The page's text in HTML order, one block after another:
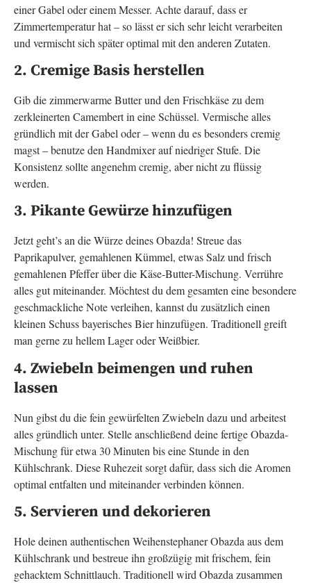
einer Gabel oder einem Messer. Achte darauf, dass er
Zimmertemperatur hat – so lässt er sich sehr leicht verarbeiten
und vermischt sich später optimal mit den anderen Zutaten.
2. Cremige Basis herstellen
Gib die zimmerwarme Butter und den Frischkäse zu dem
zerkleinerten Camembert in eine Schüssel. Vermische alles
gründlich mit der Gabel oder – wenn du es besonders cremig
magst – benutze den Handmixer auf niedriger Stufe. Die
Konsistenz sollte angenehm cremig, aber nicht zu flüssig
werden.
3. Pikante Gewürze hinzufügen
Jetzt geht’s an die Würze deines Obazda! Streue das
Paprikapulver, gemahlenen Kümmel, etwas Salz und frisch
gemahlenen Pfeffer über die Käse-Butter-Mischung. Verrühre
alles gut miteinander. Möchtest du dem gesamten eine besondere
geschmackliche Note verleihen, kannst du zusätzlich einen
kleinen Schuss bayerisches Bier hinzufügen. Traditionell greift
man gerne zu hellem Lager oder Weißbier.
4. Zwiebeln beimengen und ruhen
lassen
Nun gibst du die fein gewürfelten Zwiebeln dazu und arbeitest
alles gründlich unter. Stelle anschließend deine fertige Obazda-
Mischung für etwa 30 Minuten bis eine Stunde in den
Kühlschrank. Diese Ruhezeit sorgt dafür, dass sich die Aromen
optimal entfalten und miteinander verbinden können.
5. Servieren und dekorieren
Hole deinen authentischen Weihenstephaner Obazda aus dem
Kühlschrank und bestreue ihn großzügig mit frischem, fein
gehacktem Schnittlauch. Traditionell wird Obazda zusammen